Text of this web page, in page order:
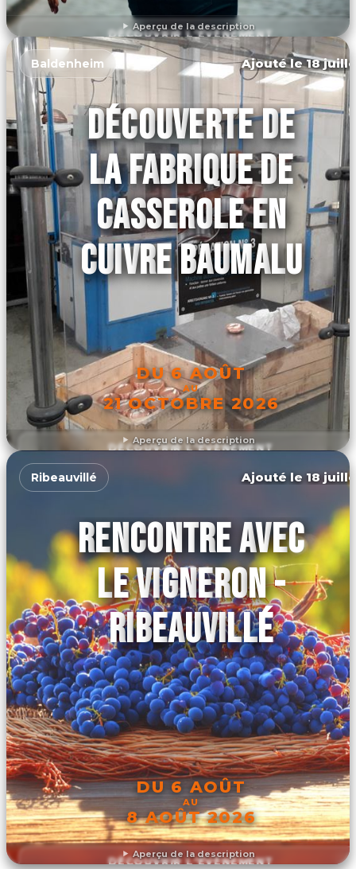
Aperçu de la description
DÉCOUVRIR L'ÉVÉNEMENT
Aperçu de la description
Baldenheim Ajouté le 18
DÉCOUVERTE DE
LA FABRIQUE DE
CASSEROLE EN
CUIVRE BAUMALU
DU 6 AOÛT
AU
21 OCTOBRE 2026
DÉCOUVRIR L'ÉVÉNEMENT
Aperçu de la description
Ribeauvillé Ajouté le 18
RENCONTRE AVEC
LE VIGNERON -
RIBEAUVILLÉ
DU 6 AOÛT
AU
8 AOÛT 2026
DÉCOUVRIR L'ÉVÉNEMENT